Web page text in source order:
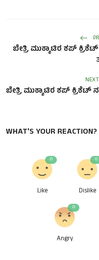
ಬೇತ್ರಿ ಮುಕ್ಕಾಟಿರ ಕಪ್
ಬೇತ್ರಿ ಮುಕ್ಕಾಟಿರ ಕಪ್ ಕ್ರಿಕೆಟ್
WHAT'S YOUR REACTION?
Like
0
Dislike
0
Angry
0